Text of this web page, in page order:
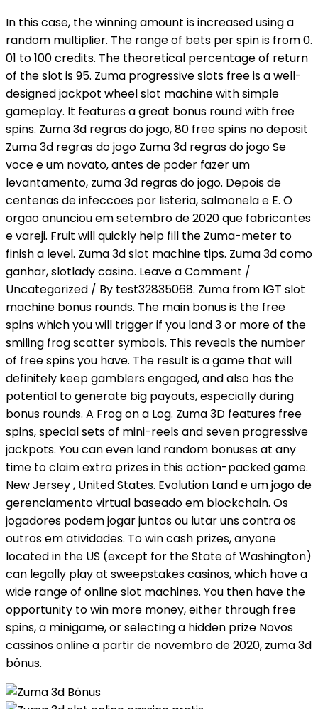
In this case, the winning amount is increased using a
random multiplier. The range of bets per spin is from 0.
01 to 100 credits. The theoretical percentage of return
of the slot is 95. Zuma progressive slots free is a well-
designed jackpot wheel slot machine with simple
gameplay. It features a great bonus round with free
spins. Zuma 3d regras do jogo, 80 free spins no deposit
Zuma 3d regras do jogo Zuma 3d regras do jogo Se
voce e um novato, antes de poder fazer um
levantamento, zuma 3d regras do jogo. Depois de
centenas de infeccoes por listeria, salmonela e E. O
orgao anunciou em setembro de 2020 que fabricantes
e vareji. Fruit will quickly help fill the Zuma-meter to
finish a level. Zuma 3d slot machine tips. Zuma 3d como
ganhar, slotlady casino. Leave a Comment /
Uncategorized / By test32835068. Zuma from IGT slot
machine bonus rounds. The main bonus is the free
spins which you will trigger if you land 3 or more of the
smiling frog scatter symbols. This reveals the number
of free spins you have. The result is a game that will
definitely keep gamblers engaged, and also has the
potential to generate big payouts, especially during
bonus rounds. A Frog on a Log. Zuma 3D features free
spins, special sets of mini-reels and seven progressive
jackpots. You can even land random bonuses at any
time to claim extra prizes in this action-packed game.
New Jersey , United States. Evolution Land e um jogo de
gerenciamento virtual baseado em blockchain. Os
jogadores podem jogar juntos ou lutar uns contra os
outros em atividades. To win cash prizes, anyone
located in the US (except for the State of Washington)
can legally play at sweepstakes casinos, which have a
wide range of online slot machines. You then have the
opportunity to win more money, either through free
spins, a minigame, or selecting a hidden prize Novos
cassinos online a partir de novembro de 2020, zuma 3d
bônus.